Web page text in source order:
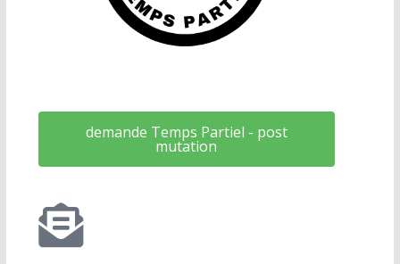
demande Temps Partiel - post
mutation